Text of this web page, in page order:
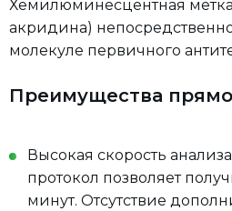
Хемилюминесцентная
акридина)
молекуле первичного
Преимущества
Высокая скорость
протокол позволяет
минут. Отсутствие